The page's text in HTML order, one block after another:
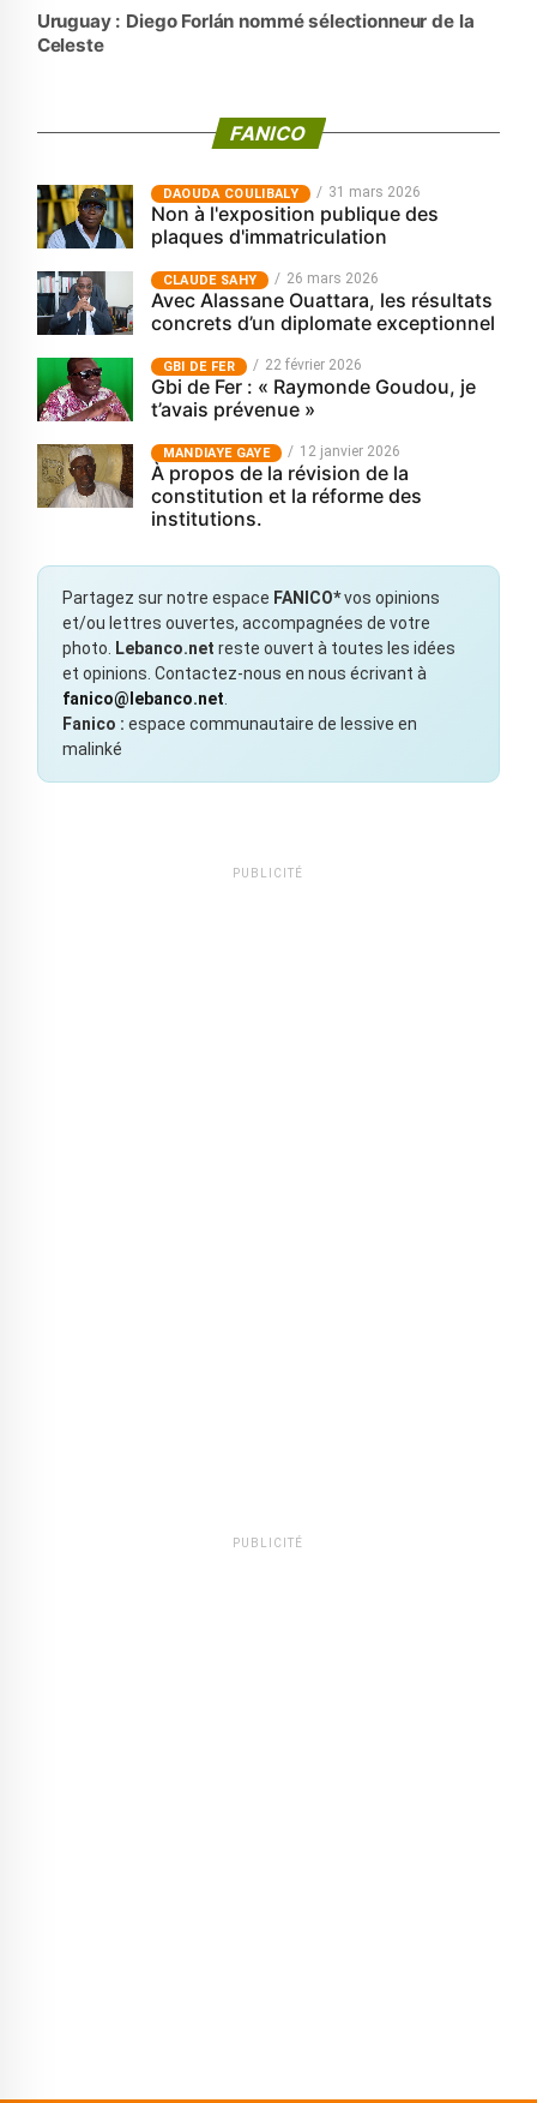
Uruguay : Diego Forlán nommé sélectionneur de la
Celeste
FANICO
‎DAOUDA COULIBALY 31 mars 2026
Non à l'exposition publique des
plaques d'immatriculation
CLAUDE SAHY 26 mars 2026
Avec Alassane Ouattara, les résultats
concrets d’un diplomate exceptionnel
GBI DE FER 22 février 2026
Gbi de Fer : « Raymonde Goudou, je
t’avais prévenue »
MANDIAYE GAYE 12 janvier 2026
À propos de la révision de la
constitution et la réforme des
institutions.
Partagez sur notre espace FANICO*vos opinions
et/ou lettres ouvertes, accompagnées de votre
photo.
Lebanco.net reste ouvert à toutes les idées
et opinions. Contactez-nous en nous écrivant à
fanico@lebanco.net
Fanico : espace communautaire de lessive en
malinké
PUBLICITÉ
PUBLICITÉ